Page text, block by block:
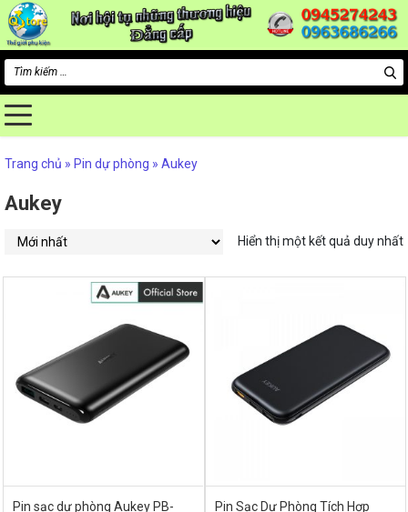
Tìm
kiếm
cho:
Trang chủ » Pin dự phòng » Aukey
Aukey
Hiển thị một kết quả duy nhất
Pin sạc dự phòng Aukey PB-
Pin Sạc Dự Phòng Tích Hợp